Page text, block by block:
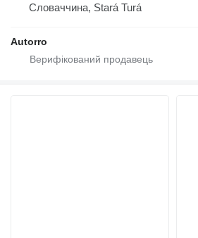
Словаччина, Stará Turá
Autorro